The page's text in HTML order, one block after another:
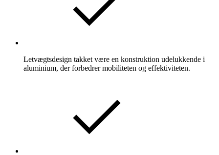
Letvægtsdesign takket være en konstruktion udelukkende i
aluminium, der forbedrer mobiliteten og effektiviteten.